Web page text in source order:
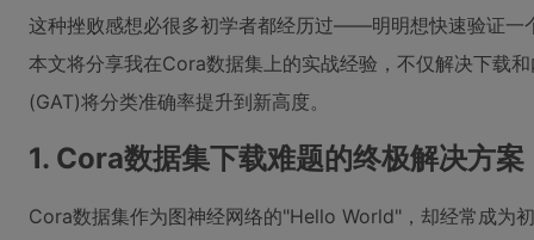
这种挫败感想必很多初学者都经历过——明明想快速验证一
本文将分享我在Cora数据集上的实战经验，不仅解决下载
(GAT)将分类准确率提升到新高度。
1. Cora数据集下载难题的终极解决方案
Cora数据集作为图神经网络的"Hello World"，却经常成为